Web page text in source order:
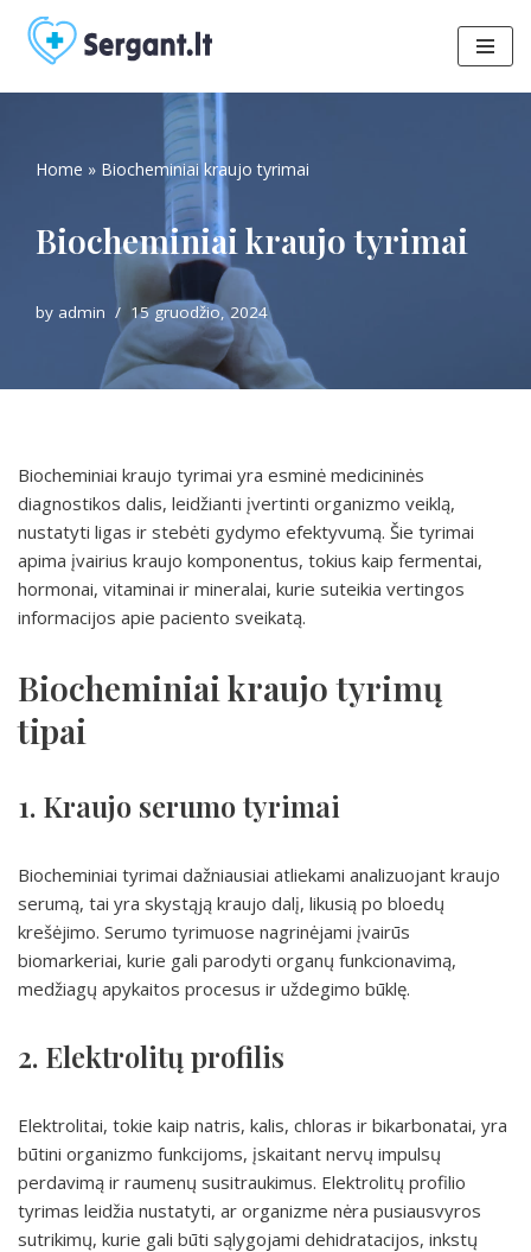
Skip
to
Home » Biocheminiai kraujo tyrimai
Biocheminiai kraujo tyrimai
by admin 15 gruodžio, 2024
Biocheminiai kraujo tyrimai yra esminė medicininės
diagnostikos dalis, leidžianti įvertinti organizmo veiklą,
nustatyti ligas ir stebėti gydymo efektyvumą. Šie tyrimai
apima įvairius kraujo komponentus, tokius kaip fermentai,
hormonai, vitaminai ir mineralai, kurie suteikia vertingos
informacijos apie paciento sveikatą.
Biocheminiai kraujo tyrimų
tipai
1. Kraujo serumo tyrimai
Biocheminiai tyrimai dažniausiai atliekami analizuojant kraujo
serumą, tai yra skystąją kraujo dalį, likusią po bloedų
krešėjimo. Serumo tyrimuose nagrinėjami įvairūs
biomarkeriai, kurie gali parodyti organų funkcionavimą,
medžiagų apykaitos procesus ir uždegimo būklę.
2. Elektrolitų profilis
Elektrolitai, tokie kaip natris, kalis, chloras ir bikarbonatai, yra
būtini organizmo funkcijoms, įskaitant nervų impulsų
perdavimą ir raumenų susitraukimus. Elektrolitų profilio
tyrimas leidžia nustatyti, ar organizme nėra pusiausvyros
sutrikimų, kurie gali būti sąlygojami dehidratacijos, inkstų